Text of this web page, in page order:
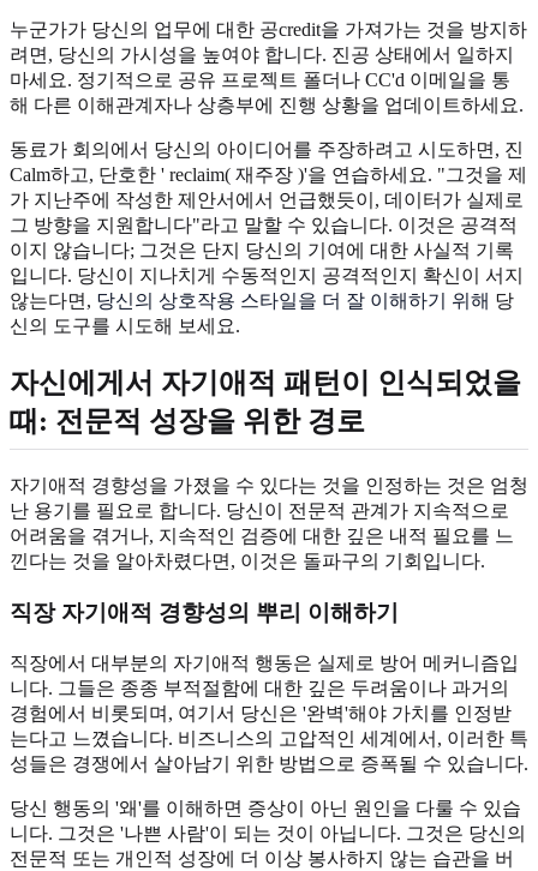
누군가가 당신의 업무에 대한 공credit을 가져가는 것을 방지하
려면, 당신의 가시성을 높여야 합니다. 진공 상태에서 일하지
마세요. 정기적으로 공유 프로젝트 폴더나 CC'd 이메일을 통
해 다른 이해관계자나 상층부에 진행 상황을 업데이트하세요.
동료가 회의에서 당신의 아이디어를 주장하려고 시도하면, 진
Calm하고, 단호한 ' reclaim( 재주장 )'을 연습하세요. "그것을 제
가 지난주에 작성한 제안서에서 언급했듯이, 데이터가 실제로
그 방향을 지원합니다"라고 말할 수 있습니다. 이것은 공격적
이지 않습니다; 그것은 단지 당신의 기여에 대한 사실적 기록
입니다. 당신이 지나치게 수동적인지 공격적인지 확신이 서지
않는다면, 당신의 상호작용 스타일을 더 잘 이해하기 위해 당
신의 도구를 시도해 보세요.
자신에게서 자기애적 패턴이 인식되었을
때: 전문적 성장을 위한 경로
자기애적 경향성을 가졌을 수 있다는 것을 인정하는 것은 엄청
난 용기를 필요로 합니다. 당신이 전문적 관계가 지속적으로
어려움을 겪거나, 지속적인 검증에 대한 깊은 내적 필요를 느
낀다는 것을 알아차렸다면, 이것은 돌파구의 기회입니다.
직장 자기애적 경향성의 뿌리 이해하기
직장에서 대부분의 자기애적 행동은 실제로 방어 메커니즘입
니다. 그들은 종종 부적절함에 대한 깊은 두려움이나 과거의
경험에서 비롯되며, 여기서 당신은 '완벽'해야 가치를 인정받
는다고 느꼈습니다. 비즈니스의 고압적인 세계에서, 이러한 특
성들은 경쟁에서 살아남기 위한 방법으로 증폭될 수 있습니다.
당신 행동의 '왜'를 이해하면 증상이 아닌 원인을 다룰 수 있습
니다. 그것은 '나쁜 사람'이 되는 것이 아닙니다. 그것은 당신의
전문적 또는 개인적 성장에 더 이상 봉사하지 않는 습관을 버